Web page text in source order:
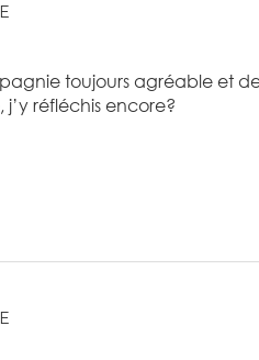
toujours agréable et de
réfléchis encore?